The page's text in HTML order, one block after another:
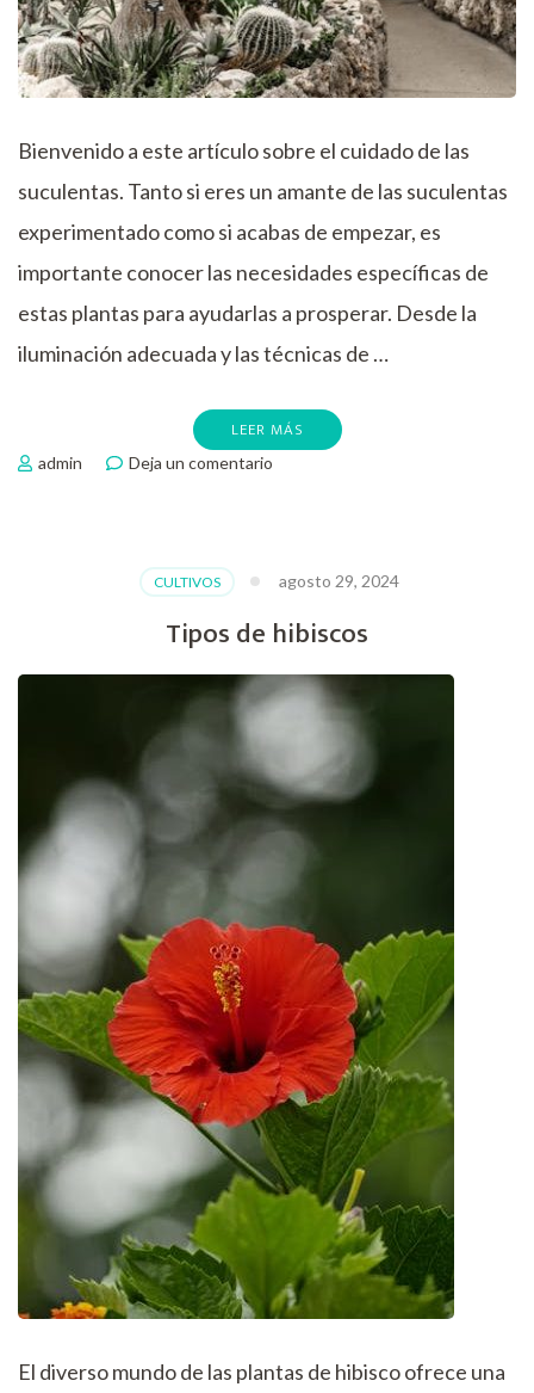
Bienvenido a este artículo sobre el cuidado de las
suculentas. Tanto si eres un amante de las suculentas
experimentado como si acabas de empezar, es
importante conocer las necesidades específicas de
estas plantas para ayudarlas a prosperar. Desde la
iluminación adecuada y las técnicas de …
LEER MÁS
admin Deja un comentario
CULTIVOS agosto 29, 2024
Tipos de hibiscos
El diverso mundo de las plantas de hibisco ofrece una